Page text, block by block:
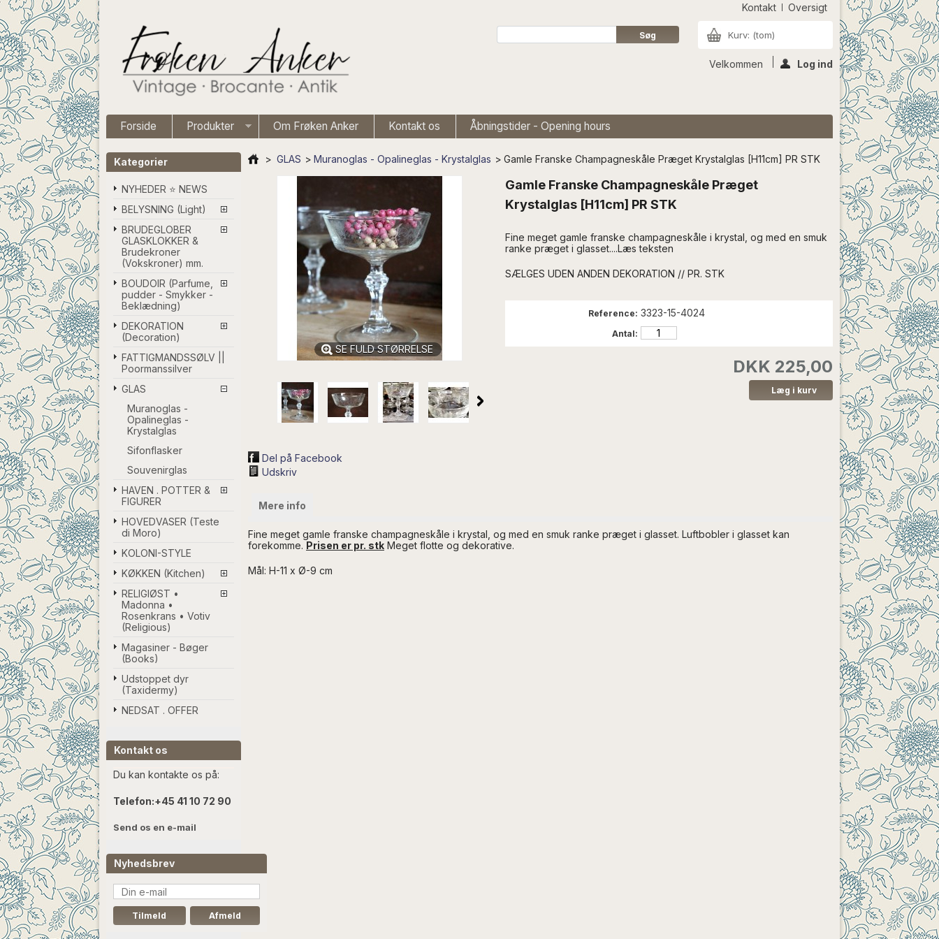
Kontakt Oversigt
Kurv: (tom)
Velkommen Log ind
Forside Produkter Om Frøken Anker Kontakt os Åbningstider - Opening hours
Kategorier
NYHEDER ⭐ NEWS
BELYSNING (Light)
BRUDEGLOBER
GLASKLOKKER &
Brudekroner
(Vokskroner) mm.
BOUDOIR (Parfume,
pudder - Smykker -
Beklædning)
DEKORATION
(Decoration)
FATTIGMANDSSØLV ||
Poormanssilver
GLAS
Muranoglas -
Opalineglas -
Krystalglas
Sifonflasker
Souvenirglas
HAVEN . POTTER &
FIGURER
HOVEDVASER (Teste
di Moro)
KOLONI-STYLE
KØKKEN (Kitchen)
RELIGIØST •
Madonna •
Rosenkrans • Votiv
(Religious)
Magasiner - Bøger
(Books)
Udstoppet dyr
(Taxidermy)
NEDSAT . OFFER
Kontakt os
Du kan kontakte os på:
Telefon:+45 41 10 72 90
Send os en e-mail
Nyhedsbrev
> GLAS > Muranoglas - Opalineglas - Krystalglas > Gamle Franske Champagneskåle Præget Krystalglas [H11cm] PR STK
SE FULD STØRRELSE
Del på Facebook
Udskriv
Gamle Franske Champagneskåle Præget
Krystalglas [H11cm] PR STK
Fine meget gamle franske champagneskåle i krystal, og med en smuk
ranke præget i glasset....Læs teksten
SÆLGES UDEN ANDEN DEKORATION // PR. STK
Reference: 3323-15-4024
Antal:
DKK 225,00
Mere info
Fine meget gamle franske champagneskåle i krystal, og med en smuk ranke præget i glasset. Luftbobler i glasset kan
forekomme. Prisen er pr. stk Meget flotte og dekorative.
Mål: H-11 x Ø-9 cm